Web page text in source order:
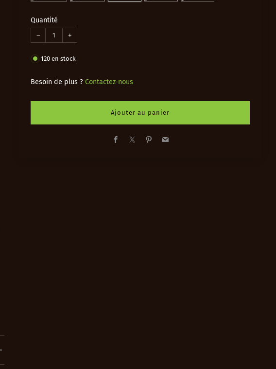
Quantité
− +
120 en stock
Besoin de plus ?Contactez-nous
Ajouter au panier
Facebook
X Pinterest
Email